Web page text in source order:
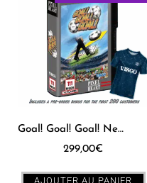
Goal! Goal! Goal! Neo Geo AES [US] Standard Edition + Bonus
299,00€
AJOUTER AU PANIER